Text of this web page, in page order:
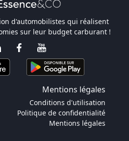
d'automobilistes qui réalisent
sur leur budget carburant !
Mentions légales
Conditions d'utilisation
Politique de confidentialité
Mentions légales